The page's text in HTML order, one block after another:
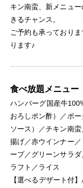
キン南蛮、新メニュ
きるチャンス。
ご予約も承っており
ります♪
食べ放題メニュー
ハンバーグ国産牛
おろしポン酢）／ポ
ソース）／チキン南
揚げ／赤ウインナー
ープ／グリーンサラ
ラフト／ライス
【選べるデザート付